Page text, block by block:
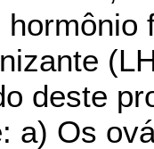
deste
a) Os